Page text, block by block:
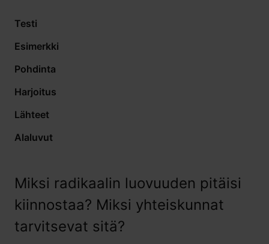
Testi
Esimerkki
Pohdinta
Harjoitus
Lähteet
Alaluvut
Miksi radikaalin luovuuden pitäisi
kiinnostaa? Miksi yhteiskunnat
tarvitsevat sitä?